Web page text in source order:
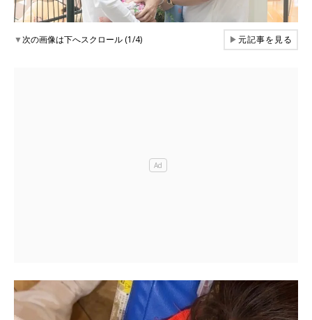
▼次の画像は下へスクロール (1/4) ▶元記事を見る